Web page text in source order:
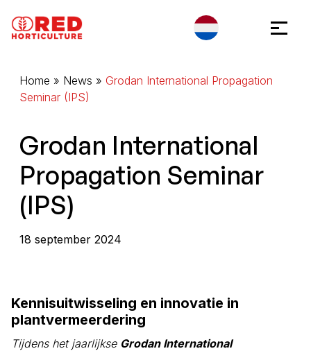
Home » News » Grodan International Propagation
Seminar (IPS)
Grodan International
Propagation Seminar
(IPS)
18 september 2024
Kennisuitwisseling en innovatie in
plantvermeerdering
Tijdens het jaarlijkse Grodan International